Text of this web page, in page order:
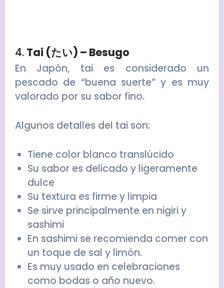
4. Tai (たい) – Besugo
En Japón, tai es considerado un
pescado de “buena suerte” y es muy
valorado por su sabor fino.
Algunos detalles del tai son:
Tiene color blanco translúcido
Su sabor es delicado y ligeramente
dulce
Su textura es firme y limpia
Se sirve principalmente en nigiri y
sashimi
En sashimi se recomienda comer con
un toque de sal y limón.
Es muy usado en celebraciones
como bodas o año nuevo.